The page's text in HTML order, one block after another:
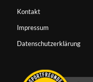
Kontakt
Impressum
Datenschutzerklärung